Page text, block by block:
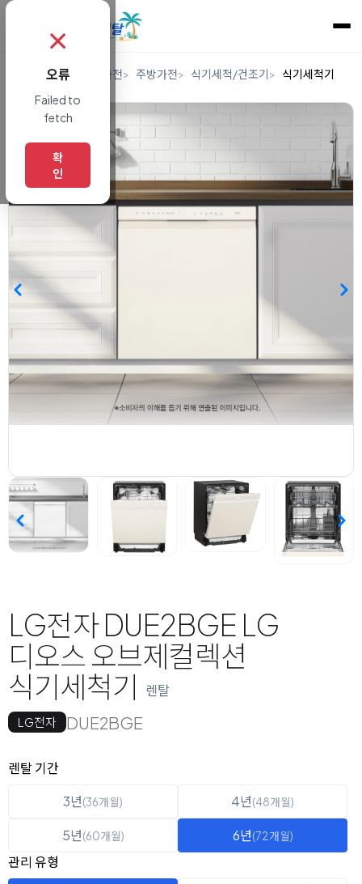
렌탈 디지털/가전 주방가전 식기세척/건조기 식기세척기
LG전자 DUE2BGE LG
디오스 오브제컬렉션
식기세척기
렌탈
LG전자 DUE2BGE
옵션 선택
렌탈 선택
렌탈 기간
3년(36개월) 4년(48개월)
5년(60개월) 6년(72개월)
관리 유형
✗
오류
Failed to
fetch
확
인